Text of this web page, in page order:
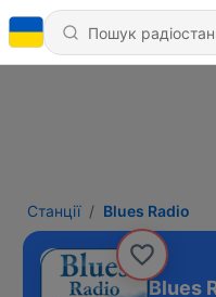
Станції Blues Radio
Blues